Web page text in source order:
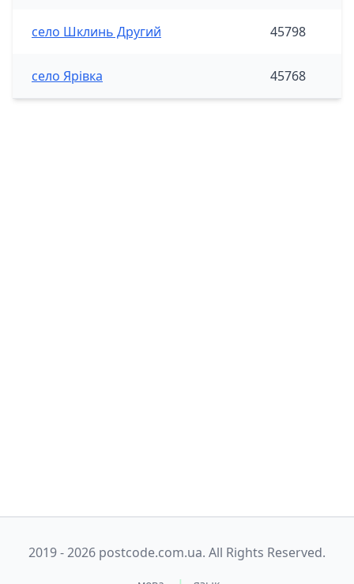
село Шклинь Другий 45798
село Ярівка 45768
2019 - 2026 postcode.com.ua. All Rights Reserved.